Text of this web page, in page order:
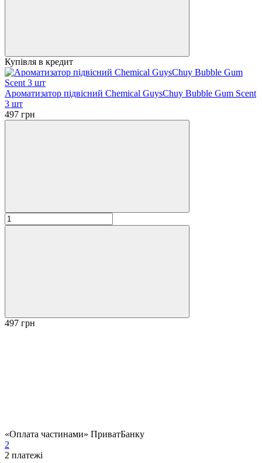
Купівля в кредит
Ароматизатор підвісний Chemical GuysChuy Bubble Gum Scent
3 шт
497 грн
497 грн
«Оплата частинами» ПриватБанку
2
2 платежі